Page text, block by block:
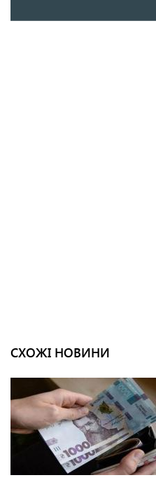
СХОЖІ НОВИНИ